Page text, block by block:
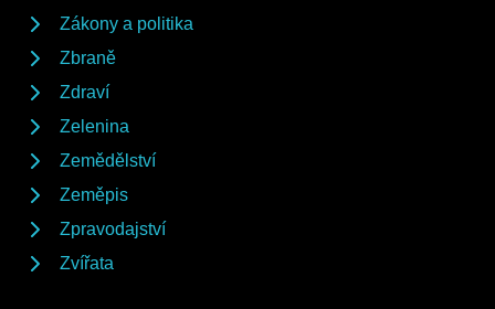
Zákony a politika
Zbraně
Zdraví
Zelenina
Zemědělství
Zeměpis
Zpravodajství
Zvířata